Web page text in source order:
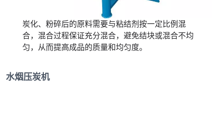
炭化、粉碎后的原料需要与粘结剂按一定比例混
合，混合过程保证充分混合，避免结块或混合不均
匀，从而提高成品的质量和均匀度。
水烟压炭机